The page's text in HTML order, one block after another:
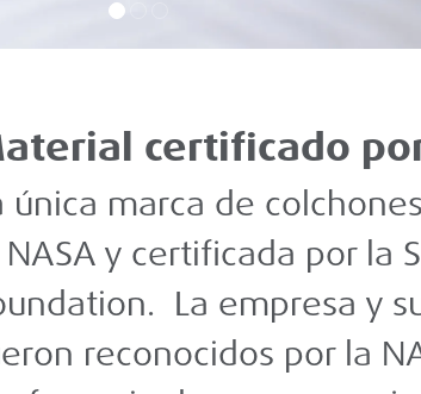
certificado
única marca de
NASA y certificada por la
La empresa y